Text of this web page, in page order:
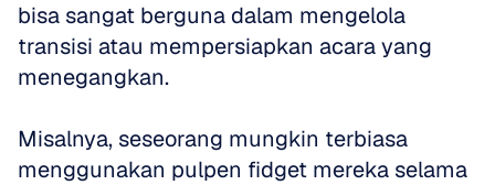
bisa sangat berguna dalam mengelola
transisi atau mempersiapkan acara yang
menegangkan.
Misalnya, seseorang mungkin terbiasa
menggunakan pulpen fidget mereka selama